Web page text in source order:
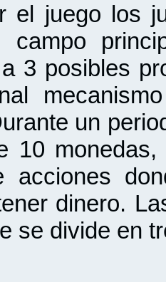
el juego los
campo
3 posibles
un
10
acciones
dinero.
se divide en